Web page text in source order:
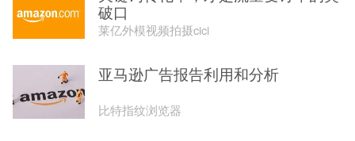
破口
莱亿外模视频拍摄cici
亚马逊广告报告利用和分析
比特指纹浏览器